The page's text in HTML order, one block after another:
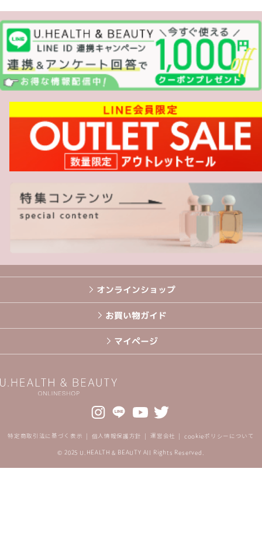
オンラインショップ
お買い物ガイド
マイページ
© 2025 U.HEALTH & BEAUTY All Rights Reserved.
特定商取引法に基づく表示 個人情報保護方針 運営会社 cookieポリシーについて